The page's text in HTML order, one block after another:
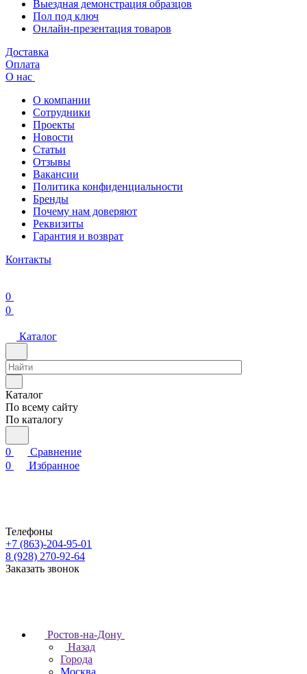
Выездная демонстрация образцов
Пол под ключ
Онлайн-презентация товаров
Доставка
Оплата
О нас
О компании
Сотрудники
Проекты
Новости
Статьи
Отзывы
Вакансии
Политика конфиденциальности
Бренды
Почему нам доверяют
Реквизиты
Гарантия и возврат
Контакты
0
0
Каталог
Каталог
По всему сайту
По каталогу
0
Сравнение
0
Избранное
Телефоны
+7 (863)-204-95-01
8 (928) 270-92-64
Заказать звонок
Ростов-на-Дону
Назад
Города
Москва